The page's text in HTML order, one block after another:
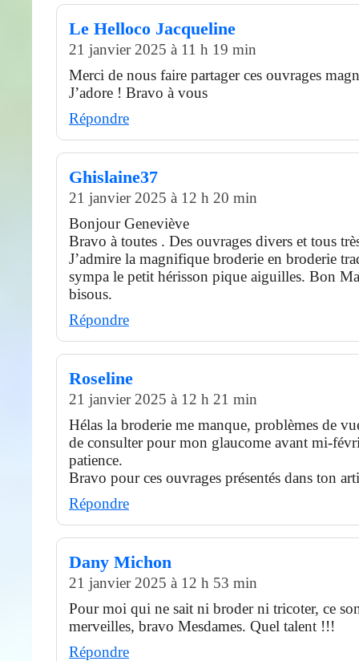
Le Helloco Jacqueline
21 janvier 2025 à 11 h 19 min
Merci de nous faire partager ces ouvrages
J’adore ! Bravo à vous
Répondre
Ghislaine37
21 janvier 2025 à 12 h 20 min
Bonjour Geneviève
Bravo à toutes . Des ouvrages divers et tous
J’admire la magnifique broderie en broderie
sympa le petit hérisson pique aiguilles. Bon
bisous.
Répondre
Roseline
21 janvier 2025 à 12 h 21 min
Hélas la broderie me manque, problèmes de
de consulter pour mon glaucome avant mi-
patience.
Bravo pour ces ouvrages présentés dans ton
Répondre
Dany Michon
21 janvier 2025 à 12 h 53 min
Pour moi qui ne sait ni broder ni tricoter, ce
merveilles, bravo Mesdames. Quel talent !!!
Répondre